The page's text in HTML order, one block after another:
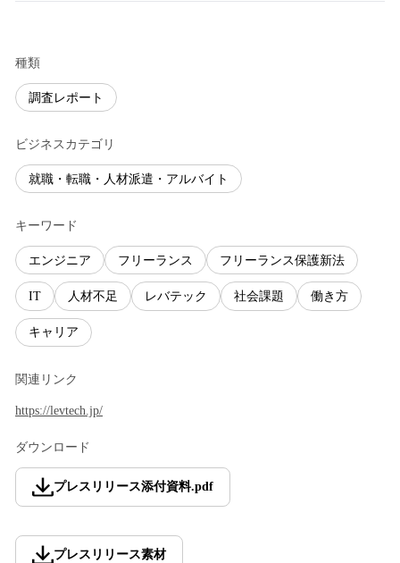
種類
調査レポート
ビジネスカテゴリ
就職・転職・人材派遣・アルバイト
キーワード
エンジニア フリーランス フリーランス保護新法
IT 人材不足 レバテック 社会課題 働き方
キャリア
関連リンク
https://levtech.jp/
ダウンロード
プレスリリース添付資料.pdf
プレスリリース素材